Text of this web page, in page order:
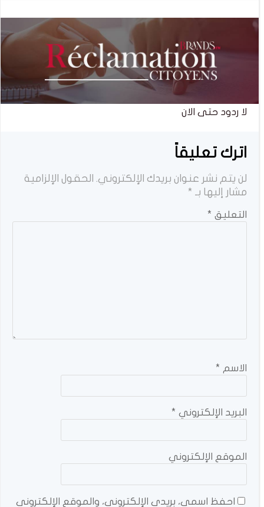
لا ردود حتى الان
اترك تعليقاً
لن يتم نشر عنوان بريدك الإلكتروني. الحقول الإلزامية
مشار إليها بـ *
التعليق *
الاسم *
البريد الإلكتروني *
الموقع الإلكتروني
احفظ اسمي، بريدي الإلكتروني، والموقع الإلكتروني